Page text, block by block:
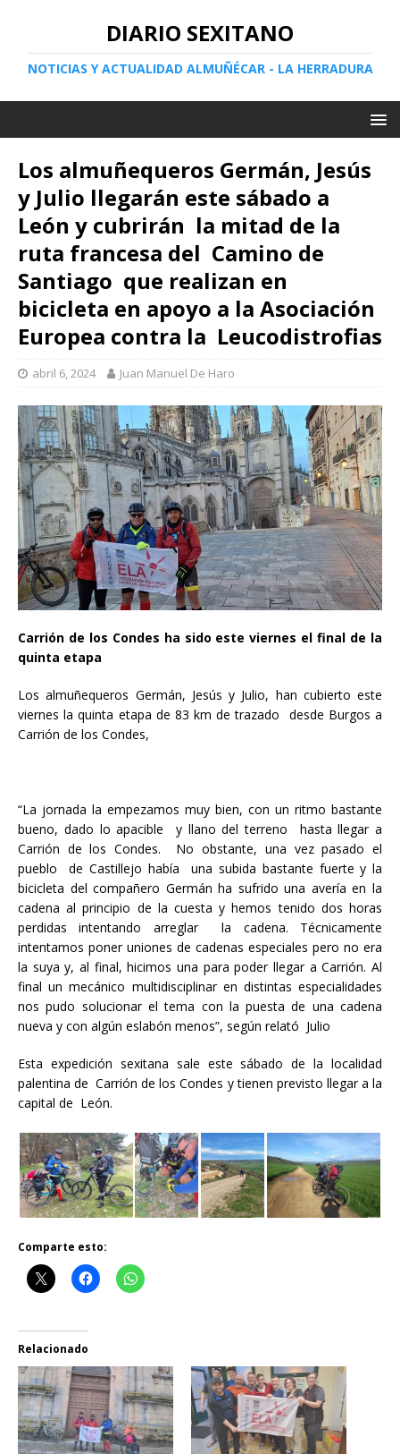
DIARIO SEXITANO
NOTICIAS Y ACTUALIDAD ALMUÑÉCAR - LA HERRADURA
Los almuñequeros Germán, Jesús
y Julio llegarán este sábado a
León y cubrirán la mitad de la
ruta francesa del Camino de
Santiago que realizan en
bicicleta en apoyo a la Asociación
Europea contra la Leucodistrofias
abril 6, 2024 Juan Manuel De Haro
Carrión de los Condes ha sido este viernes el final de la
quinta etapa
Los almuñequeros Germán, Jesús y Julio, han cubierto este
viernes la quinta etapa de 83 km de trazado desde Burgos a
Carrión de los Condes,
“La jornada la empezamos muy bien, con un ritmo bastante
bueno, dado lo apacible y llano del terreno hasta llegar a
Carrión de los Condes. No obstante, una vez pasado el
pueblo de Castillejo había una subida bastante fuerte y la
bicicleta del compañero Germán ha sufrido una avería en la
cadena al principio de la cuesta y hemos tenido dos horas
perdidas intentando arreglar la cadena. Técnicamente
intentamos poner uniones de cadenas especiales pero no era
la suya y, al final, hicimos una para poder llegar a Carrión. Al
final un mecánico multidisciplinar en distintas especialidades
nos pudo solucionar el tema con la puesta de una cadena
nueva y con algún eslabón menos”, según relató Julio
Esta expedición sexitana sale este sábado de la localidad
palentina de Carrión de los Condes y tienen previsto llegar a la
capital de León.
Comparte esto:
Relacionado